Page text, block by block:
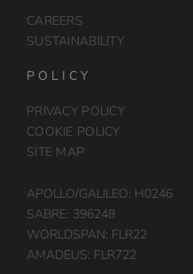
CAREERS
SUSTAINABILITY
POLICY
PRIVACY POLICY
COOKIE POLICY
SITE MAP
APOLLO/GALILEO: H0246
SABRE: 396248
WORLDSPAN: FLR22
AMADEUS: FLR722